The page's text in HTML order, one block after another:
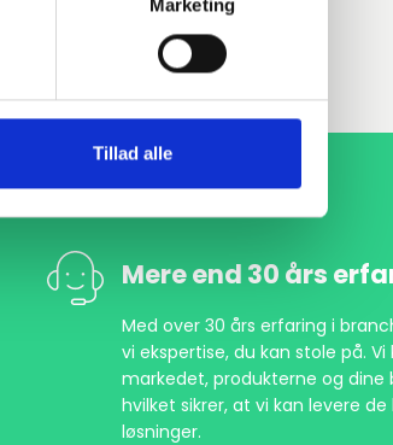
Marketing
Tillad alle
Mere end 30 års
Med over 30 års erfaring i
vi ekspertise, du kan stole på. Vi
markedet, produkterne og dine
hvilket sikrer, at vi kan levere
løsninger.